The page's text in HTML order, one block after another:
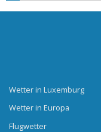
Wetter in Luxemburg
Wetter in Europa
Flugwetter